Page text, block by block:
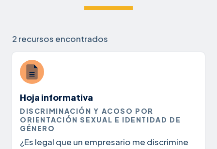
2 recursos encontrados
Hoja informativa
DISCRIMINACIÓN Y ACOSO POR
ORIENTACIÓN SEXUAL E IDENTIDAD DE
GÉNERO
¿Es legal que un empresario me discrimine